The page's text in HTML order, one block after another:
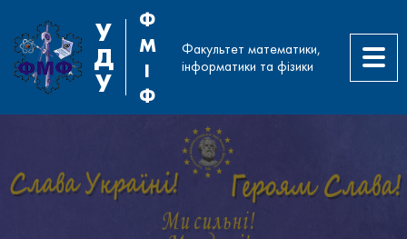
У
Д
У
Ф
М
І
Ф
Факультет математики,
інформатики та фізики